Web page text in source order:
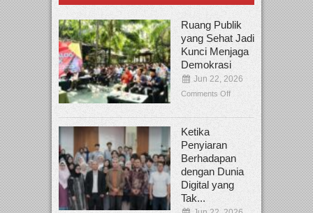
Ruang Publik
yang Sehat Jadi
Kunci Menjaga
Demokrasi
Jun 22, 2026
Comments Off
Ketika
Penyiaran
Berhadapan
dengan Dunia
Digital yang
Tak...